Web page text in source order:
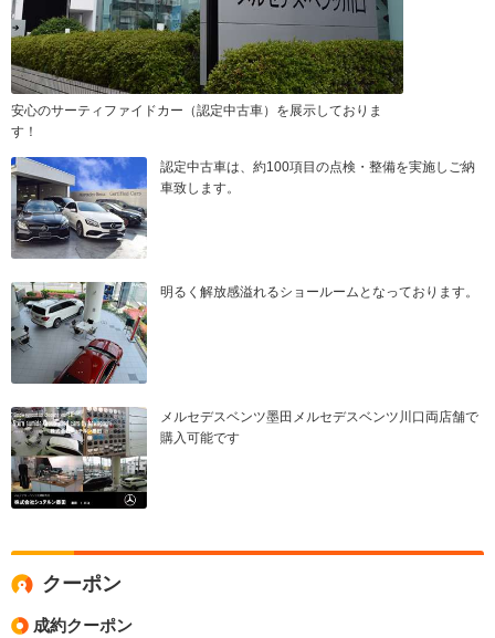
安心のサーティファイドカー（認定中古車）を展示しておりま
す！
認定中古車は、約100項目の点検・整備を実施しご納
車致します。
明るく解放感溢れるショールームとなっております。
メルセデスベンツ墨田メルセデスベンツ川口両店舗で
購入可能です
クーポン
成約クーポン